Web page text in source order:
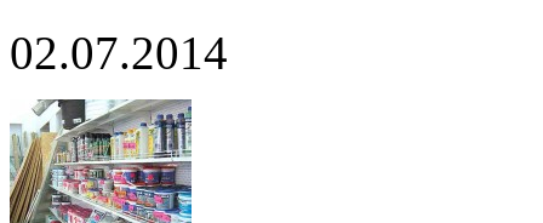
02.07.2014